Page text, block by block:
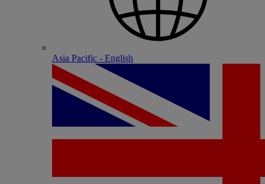
Asia Pacific - English